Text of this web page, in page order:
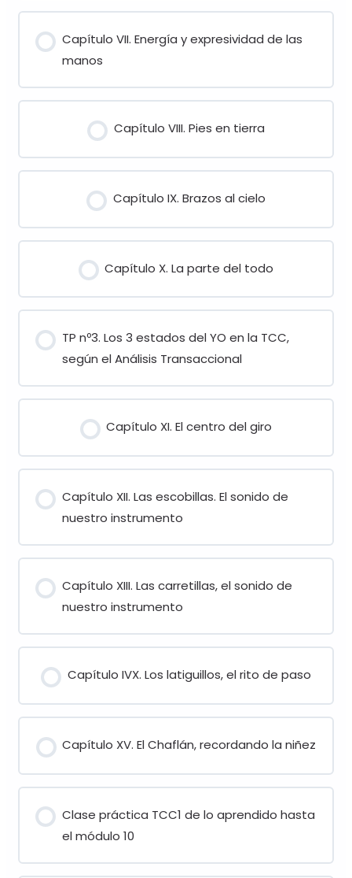
Capítulo VII. Energía y expresividad de las
manos
Capítulo VIII. Pies en tierra
Capítulo IX. Brazos al cielo
Capítulo X. La parte del todo
TP nº3. Los 3 estados del YO en la TCC,
según el Análisis Transaccional
Capítulo XI. El centro del giro
Capítulo XII. Las escobillas. El sonido de
nuestro instrumento
Capítulo XIII. Las carretillas, el sonido de
nuestro instrumento
Capítulo IVX. Los latiguillos, el rito de paso
Capítulo XV. El Chaflán, recordando la niñez
Clase práctica TCC1 de lo aprendido hasta
el módulo 10